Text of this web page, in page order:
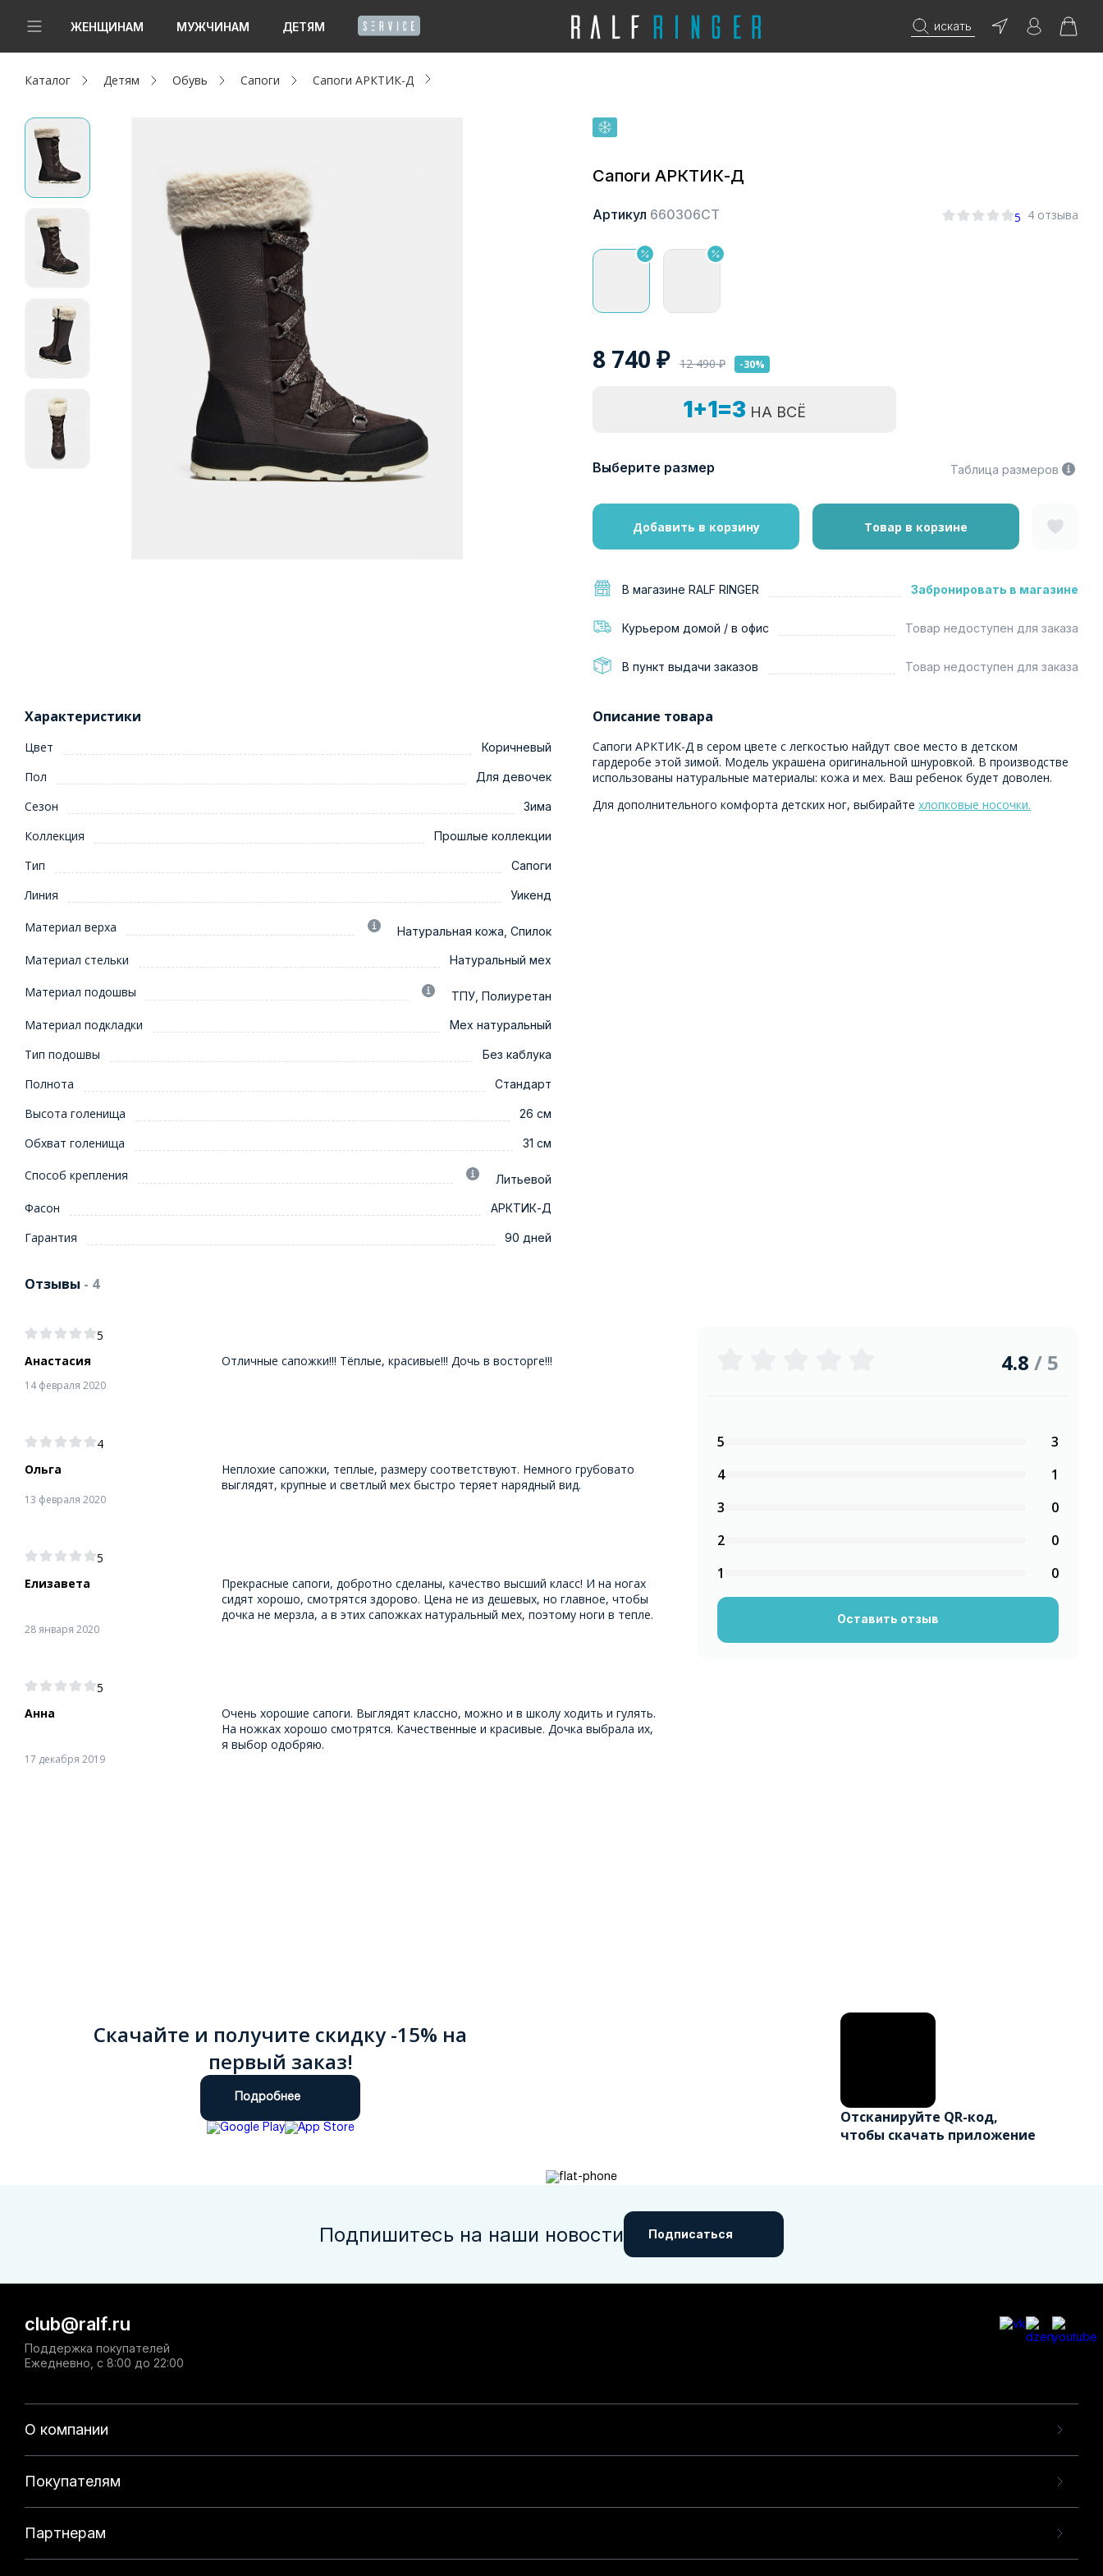
ЖЕНЩИНАМ МУЖЧИНАМ ДЕТЯМ искать
Новинки
Женщинам
Мужчинам
Капсула
Акции / Новости
Адреса магазинов
Каталог Детям Обувь Сапоги Сапоги АРКТИК-Д
Сапоги АРКТИК-Д
Артикул 660306СТ 5 4 отзыва
8 740 ₽ 12 490₽ -30%
1+1=3 НА ВСЁ
Выберите размер Таблица размеров
Добавить в корзину Товар в корзине
В магазине RALF RINGER Забронировать в магазине
Курьером домой / в офис Товар недоступен для заказа
В пункт выдачи заказов Товар недоступен для заказа
Характеристики
Цвет Коричневый
Пол Для девочек
Сезон Зима
Коллекция Прошлые коллекции
Тип Сапоги
Линия Уикенд
Материал верха Натуральная кожа, Спилок
Материал стельки Натуральный мех
Материал подошвы ТПУ, Полиуретан
Материал подкладки Мех натуральный
Тип подошвы Без каблука
Полнота Стандарт
Высота голенища 26 см
Обхват голенища 31 см
Способ крепления Литьевой
Фасон АРКТИК-Д
Гарантия 90 дней
Описание товара
Сапоги АРКТИК-Д в сером цвете с легкостью найдут свое место в детском
гардеробе этой зимой. Модель украшена оригинальной шнуровкой. В производстве
использованы натуральные материалы: кожа и мех. Ваш ребенок будет доволен.
Для дополнительного комфорта детских ног, выбирайте хлопковые носочки.
Отзывы - 4
5
Анастасия
14 февраля 2020
Отличные сапожки!!! Тёплые, красивые!!! Дочь в восторге!!!
4
Ольга
13 февраля 2020
Неплохие сапожки, теплые, размеру соответствуют. Немного грубовато
выглядят, крупные и светлый мех быстро теряет нарядный вид.
5
Елизавета
28 января 2020
Прекрасные сапоги, добротно сделаны, качество высший класс! И на ногах
сидят хорошо, смотрятся здорово. Цена не из дешевых, но главное, чтобы
дочка не мерзла, а в этих сапожках натуральный мех, поэтому ноги в тепле.
5
Анна
17 декабря 2019
Очень хорошие сапоги. Выглядят классно, можно и в школу ходить и гулять.
На ножках хорошо смотрятся. Качественные и красивые. Дочка выбрала их,
я выбор одобряю.
4.8 / 5
5
3
4
1
3
0
2
0
1
0
Оставить отзыв
Скачайте и получите скидку -15% на
первый заказ!
Подробнее
Отсканируйте QR-код,
чтобы скачать приложение
Подпишитесь на наши новости Подписаться
О компании
Покупателям
Партнерам
club@ralf.ru
Поддержка покупателей
Ежедневно, с 8:00 до 22:00